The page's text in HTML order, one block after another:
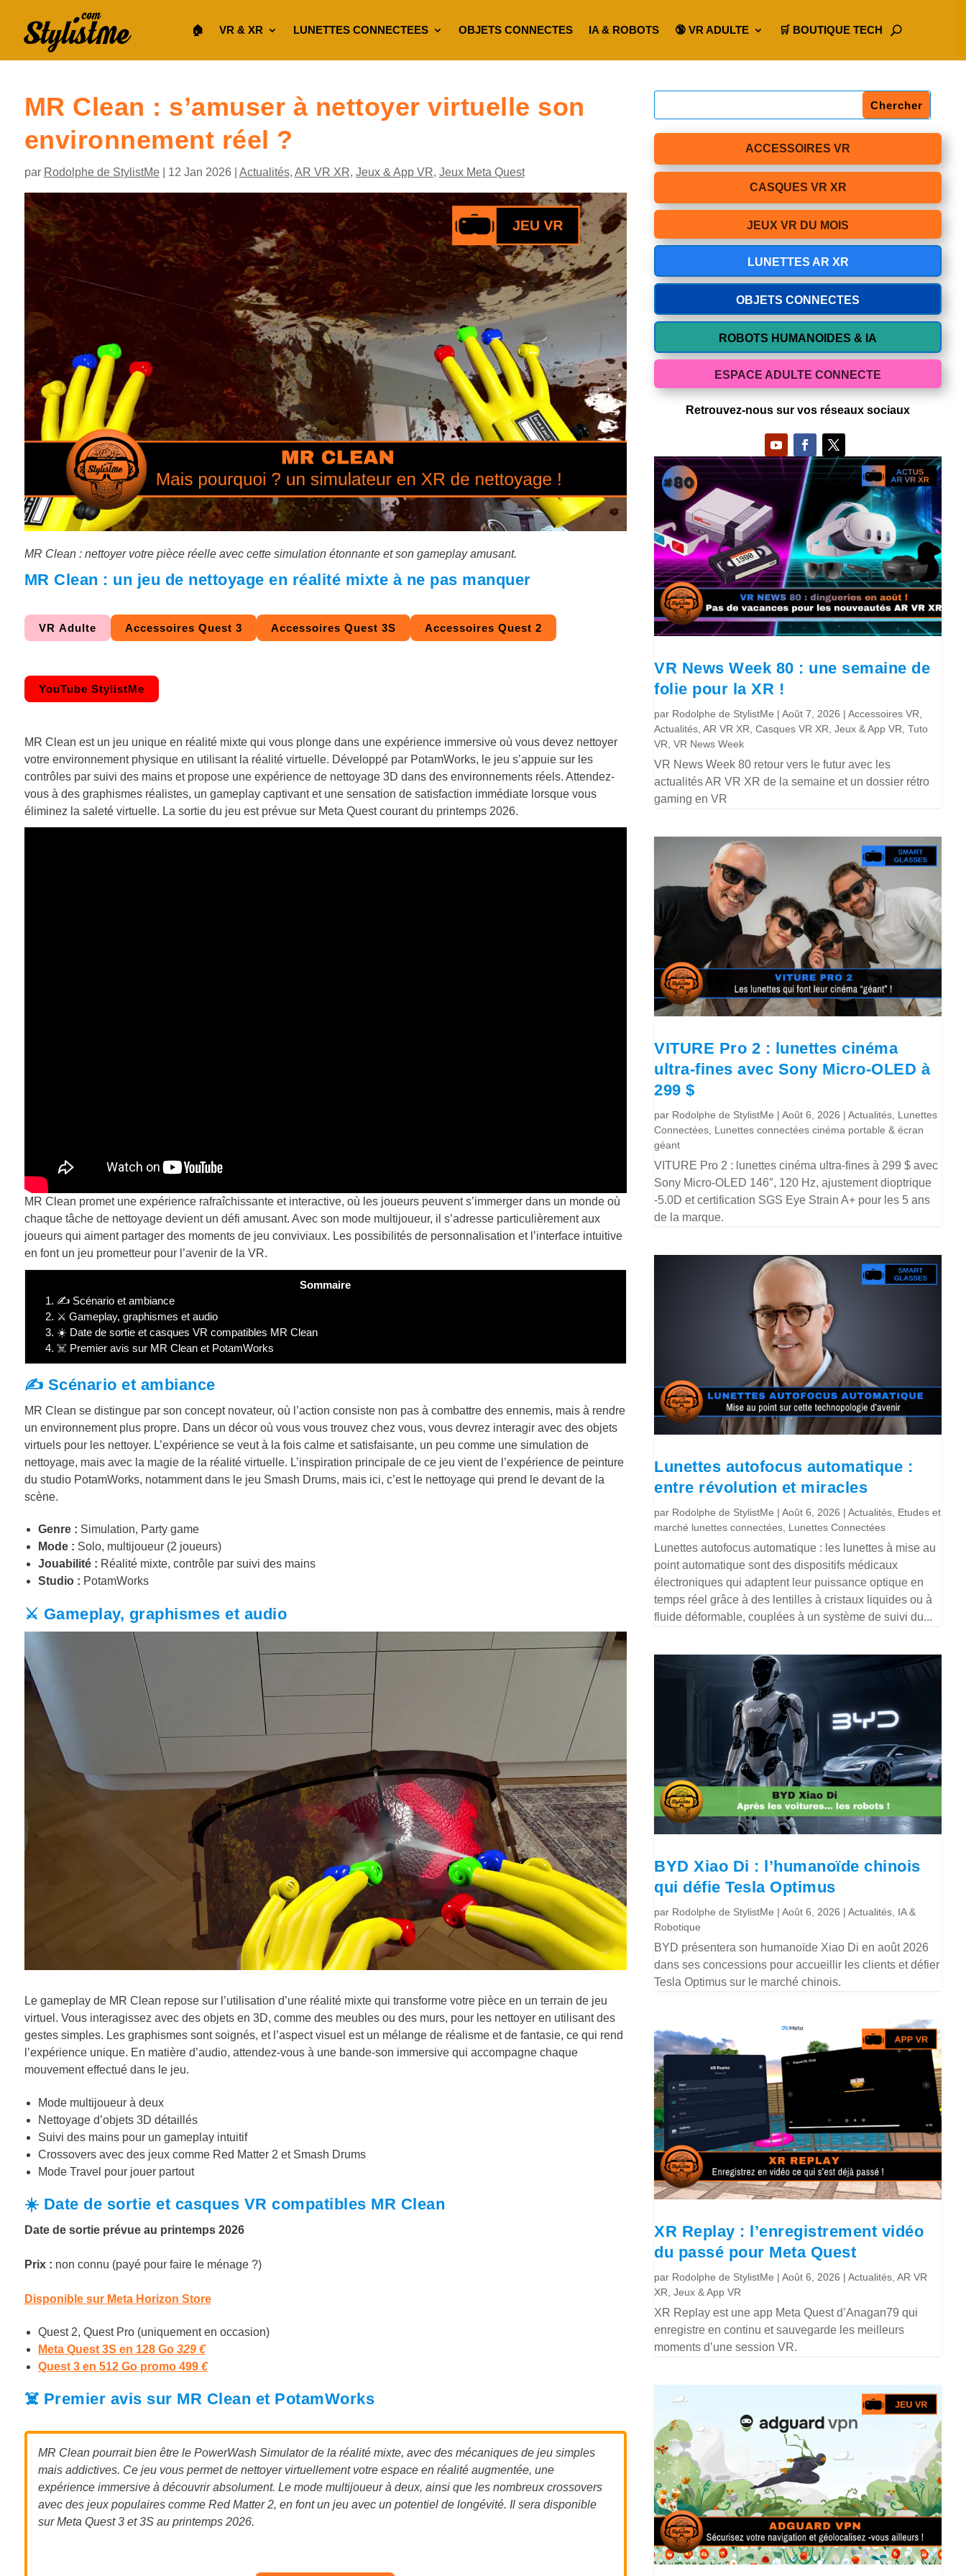
🏠︎ VR & XR LUNETTES CONNECTEES OBJETS CONNECTES IA & ROBOTS 🔞 VR ADULTE 🛒 BOUTIQUE TECH
MR Clean : s’amuser à nettoyer virtuelle son
environnement réel ?
par Rodolphe de StylistMe| 12 Jan 2026 Actualités, AR VR XR, Jeux & App VR, Jeux Meta Quest
MR Clean : nettoyer votre pièce réelle avec cette simulation étonnante et son gameplay amusant.
MR Clean : un jeu de nettoyage en réalité mixte à ne pas manquer
VR Adulte Accessoires Quest 3 Accessoires Quest 3S Accessoires Quest 2
YouTube StylistMe
MR Clean est un jeu unique en réalité mixte qui vous plonge dans une expérience immersive où vous devez nettoyer
votre environnement physique en utilisant la réalité virtuelle. Développé par PotamWorks, le jeu s’appuie sur les
contrôles par suivi des mains et propose une expérience de nettoyage 3D dans des environnements réels. Attendez-
vous à des graphismes réalistes, un gameplay captivant et une sensation de satisfaction immédiate lorsque vous
éliminez la saleté virtuelle. La sortie du jeu est prévue sur Meta Quest courant du printemps 2026.
MR Clean promet une expérience rafraîchissante et interactive, où les joueurs peuvent s’immerger dans un monde où
chaque tâche de nettoyage devient un défi amusant. Avec son mode multijoueur, il s’adresse particulièrement aux
joueurs qui aiment partager des moments de jeu conviviaux. Les possibilités de personnalisation et l’interface intuitive
en font un jeu prometteur pour l’avenir de la VR.
Sommaire
1. ✍️ Scénario et ambiance
2. ⚔️ Gameplay, graphismes et audio
3. ☀️ Date de sortie et casques VR compatibles MR Clean
4. ☠️ Premier avis sur MR Clean et PotamWorks
✍️ Scénario et ambiance
MR Clean se distingue par son concept novateur, où l’action consiste non pas à combattre des ennemis, mais à rendre
un environnement plus propre. Dans un décor où vous vous trouvez chez vous, vous devrez interagir avec des objets
virtuels pour les nettoyer. L’expérience se veut à la fois calme et satisfaisante, un peu comme une simulation de
nettoyage, mais avec la magie de la réalité virtuelle. L’inspiration principale de ce jeu vient de l’expérience de peinture
du studio PotamWorks, notamment dans le jeu Smash Drums, mais ici, c’est le nettoyage qui prend le devant de la
scène.
Genre : Simulation, Party game
Mode : Solo, multijoueur (2 joueurs)
Jouabilité : Réalité mixte, contrôle par suivi des mains
Studio : PotamWorks
⚔️ Gameplay, graphismes et audio
Le gameplay de MR Clean repose sur l’utilisation d’une réalité mixte qui transforme votre pièce en un terrain de jeu
virtuel. Vous interagissez avec des objets en 3D, comme des meubles ou des murs, pour les nettoyer en utilisant des
gestes simples. Les graphismes sont soignés, et l’aspect visuel est un mélange de réalisme et de fantasie, ce qui rend
l’expérience unique. En matière d’audio, attendez-vous à une bande-son immersive qui accompagne chaque
mouvement effectué dans le jeu.
Mode multijoueur à deux
Nettoyage d’objets 3D détaillés
Suivi des mains pour un gameplay intuitif
Crossovers avec des jeux comme Red Matter 2 et Smash Drums
Mode Travel pour jouer partout
☀️ Date de sortie et casques VR compatibles MR Clean
Date de sortie prévue au printemps 2026
Prix : non connu (payé pour faire le ménage ?)
Disponible sur Meta Horizon Store
Quest 2, Quest Pro (uniquement en occasion)
Meta Quest 3S en 128 Go329 €
Quest 3 en 512 Go promo 499€
☠️ Premier avis sur MR Clean et PotamWorks
MR Clean pourrait bien être le PowerWash Simulator de la réalité mixte, avec des mécaniques de jeu simples
mais addictives. Ce jeu vous permet de nettoyer virtuellement votre espace en réalité augmentée, une
expérience immersive à découvrir absolument. Le mode multijoueur à deux, ainsi que les nombreux crossovers
avec des jeux populaires comme Red Matter 2, en font un jeu avec un potentiel de longévité. Il sera disponible
sur Meta Quest 3 et 3S au printemps 2026.
ACCESSOIRES VR
CASQUES VR XR
JEUX VR DU MOIS
LUNETTES AR XR
OBJETS CONNECTES
ROBOTS HUMANOIDES & IA
ESPACE ADULTE CONNECTE
Retrouvez-nous sur vos réseaux sociaux
VR News Week 80 : une semaine de
folie pour la XR !
par Rodolphe de StylistMe |Août 7, 2026 |Accessoires VR
Actualités ,AR VR XR ,Casques VR XR ,Jeux & App VR ,Tuto
VR ,VR News Week
VR News Week 80 retour vers le futur avec les
actualités AR VR XR de la semaine et un dossier rétro
gaming en VR
VITURE Pro 2 : lunettes cinéma
ultra-fines avec Sony Micro-OLED à
299 $
par Rodolphe de StylistMe |Août 6, 2026 |Actualités Lunettes
Connectées Lunettes connectées cinéma portable & écran
géant
VITURE Pro 2 : lunettes cinéma ultra-fines à 299 $ avec
Sony Micro-OLED 146″, 120 Hz, ajustement dioptrique
-5.0D et certification SGS Eye Strain A+ pour les 5 ans
de la marque.
Lunettes autofocus automatique :
entre révolution et miracles
par Rodolphe de StylistMe |Août 6, 2026 |Actualités Etudes et
marché lunettes connectées Lunettes Connectées
Lunettes autofocus automatique : les lunettes à mise au
point automatique sont des dispositifs médicaux
électroniques qui adaptent leur puissance optique en
temps réel grâce à des lentilles à cristaux liquides ou à
fluide déformable, couplées à un système de suivi du...
BYD Xiao Di : l’humanoïde chinois
qui défie Tesla Optimus
par Rodolphe de StylistMe |Août 6, 2026 |Actualités IA &
Robotique
BYD présentera son humanoïde Xiao Di en août 2026
dans ses concessions pour accueillir les clients et défier
Tesla Optimus sur le marché chinois.
XR Replay : l’enregistrement vidéo
du passé pour Meta Quest
par Rodolphe de StylistMe |Août 6, 2026 |Actualités ,AR VR
XR ,Jeux & App VR
XR Replay est une app Meta Quest d’Anagan79 qui
enregistre en continu et sauvegarde les meilleurs
moments d’une session VR.